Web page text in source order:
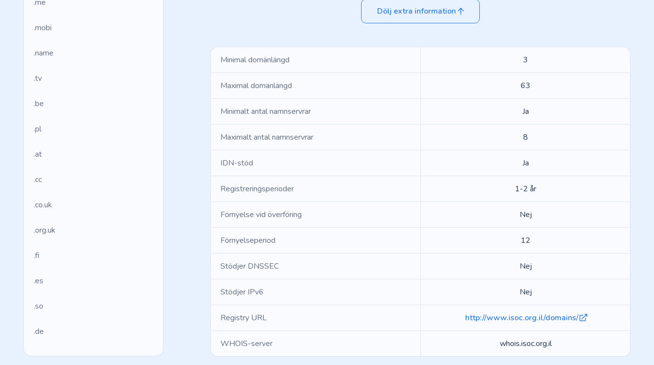
.me
.mobi
.name
.tv
.be
.pl
.at
.cc
.co.uk
.org.uk
.fi
.es
.so
.de
.fr
Dölj extra information
Minimal domänlängd 3
Maximal domänlängd 63
Minimalt antal namnservrar Ja
Maximalt antal namnservrar 8
IDN-stöd Ja
Registreringsperioder 1-2 år
Förnyelse vid överföring Nej
Förnyelseperiod 12
Stödjer DNSSEC Nej
Stödjer IPv6 Nej
Registry URL http://www.isoc.org.il/domains/
WHOIS-server whois.isoc.org.il